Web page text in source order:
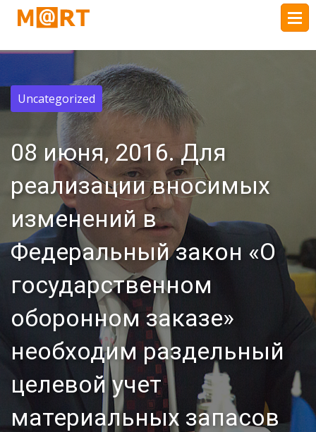
Uncategorized
08 июня, 2016. Для
реализации вносимых
изменений в
Федеральный закон «О
государственном
оборонном заказе»
необходим раздельный
целевой учет
материальных запасов